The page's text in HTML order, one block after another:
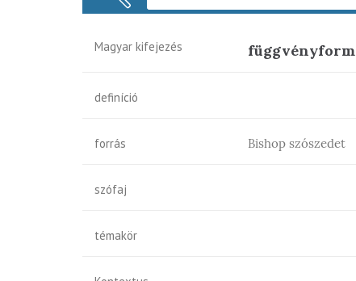
Magyar kifejezés
definíció
forrás Bishop szószedet
szófaj
témakör